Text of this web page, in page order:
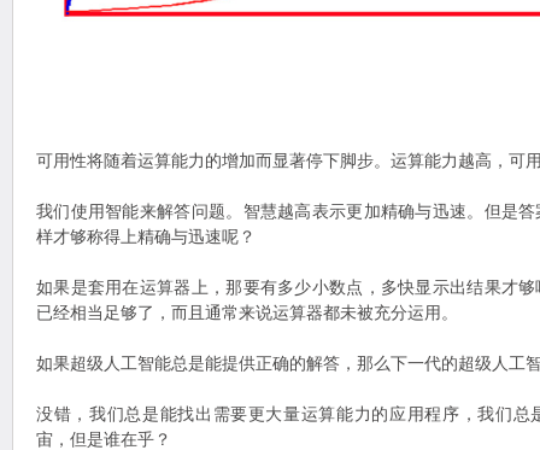
可用性将随着运算能力的增加而显著停下脚步。运算能力越高，可
我们使用智能来解答问题。智慧越高表示更加精确与迅速。但是
样才够称得上精确与迅速呢？
如果是套用在运算器上，那要有多少小数点，多快显示出结果才
已经相当足够了，而且通常来说运算器都未被充分运用。
如果超级人工智能总是能提供正确的解答，那么下一代的超级人工
没错，我们总是能找出需要更大量运算能力的应用程序，我们总
宙，但是谁在乎？